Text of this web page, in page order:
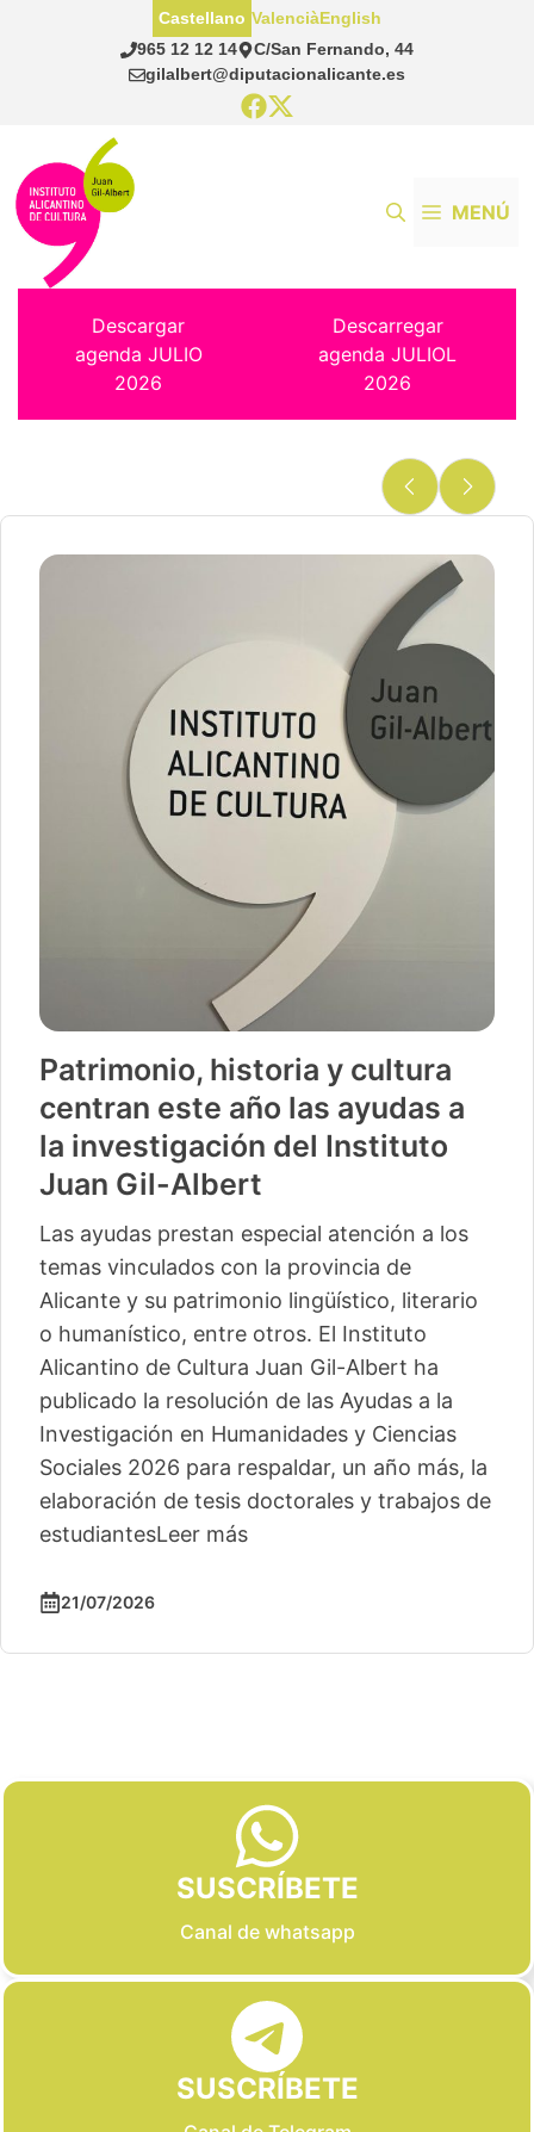
965 12 12 14
C/San Fernando, 44
gilalbert@diputacionalicante.es
Castellano ValenciàEnglish
MENÚ
Descargar
agenda JULIO
2026
Descarregar
agenda JULIOL
2026
Patrimonio, historia y cultura
centran este año las ayudas a
la investigación del Instituto
Juan Gil-Albert
Las ayudas prestan especial atención a los
temas vinculados con la provincia de
Alicante y su patrimonio lingüístico, literario
o humanístico, entre otros. El Instituto
Alicantino de Cultura Juan Gil-Albert ha
publicado la resolución de las Ayudas a la
Investigación en Humanidades y Ciencias
Sociales 2026 para respaldar, un año más, la
elaboración de tesis doctorales y trabajos de
estudiantesLeer más
21/07/2026
SUSCRÍBETE
Canal de whatsapp
SUSCRÍBETE